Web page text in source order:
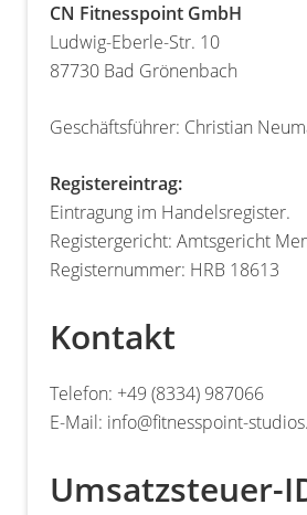
CN Fitnesspoint GmbH
Ludwig-Eberle-Str. 10
87730 Bad Grönenbach
Geschäftsführer: Christian
Registereintrag:
Eintragung im Handelsregister.
Registergericht: Amtsgericht
Registernummer: HRB 18613
Kontakt
Telefon: +49 (8334) 987066
E-Mail: info@fitnesspoint-
Umsatzsteuer-